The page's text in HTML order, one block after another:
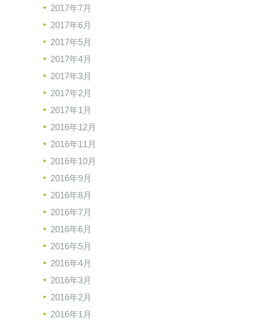
2017年7月
2017年6月
2017年5月
2017年4月
2017年3月
2017年2月
2017年1月
2016年12月
2016年11月
2016年10月
2016年9月
2016年8月
2016年7月
2016年6月
2016年5月
2016年4月
2016年3月
2016年2月
2016年1月